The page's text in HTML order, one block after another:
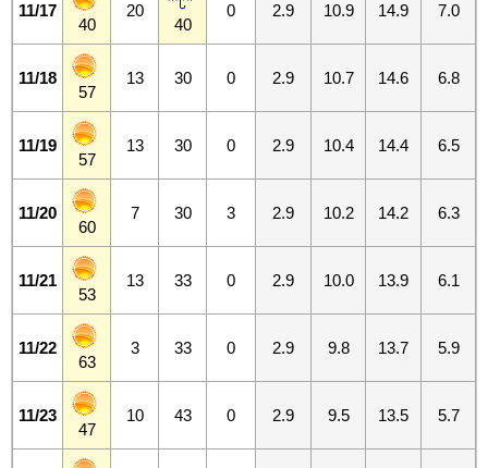
11/17
40
20
40
0 2.9 10.9 14.9 7.0
11/18
57
13 30 0 2.9 10.7 14.6 6.8
11/19
57
13 30 0 2.9 10.4 14.4 6.5
11/20
60
7 30 3 2.9 10.2 14.2 6.3
11/21
53
13 33 0 2.9 10.0 13.9 6.1
11/22
63
3 33 0 2.9 9.8 13.7 5.9
11/23
47
10 43 0 2.9 9.5 13.5 5.7